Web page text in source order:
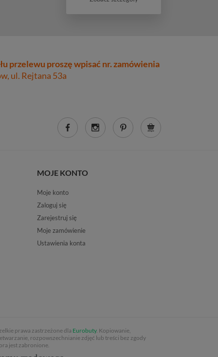
przelewu proszę wpisać nr. zamówienia
ul. Rejtana 53a
MOJE KONTO
Moje konto
Zaloguj się
Zarejestruj się
Moje zamówienie
Ustawienia konta
prawa zastrzeżone dla Eurobuty. Kopiowanie,
rozpowszechnianie zdjęć lub treści bez zgody
jest zabronione.